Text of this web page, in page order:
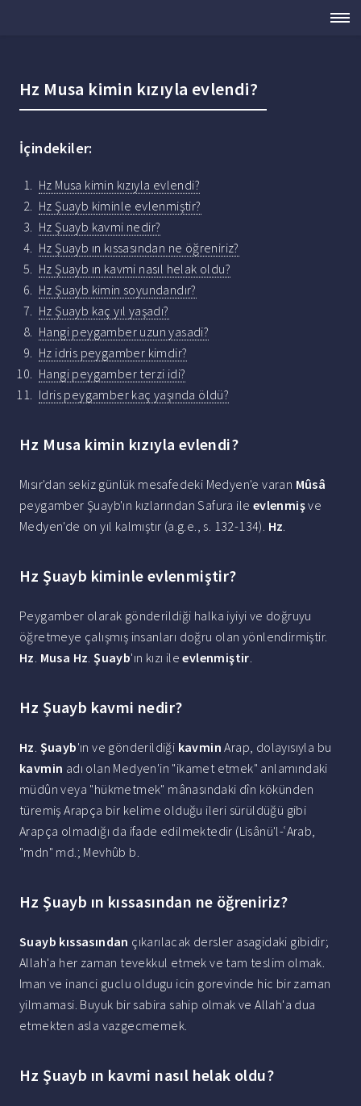
Hz Musa kimin kızıyla evlendi?
İçindekiler:
Hz Musa kimin kızıyla evlendi?
Hz Şuayb kiminle evlenmiştir?
Hz Şuayb kavmi nedir?
Hz Şuayb ın kıssasından ne öğreniriz?
Hz Şuayb ın kavmi nasıl helak oldu?
Hz Şuayb kimin soyundandır?
Hz Şuayb kaç yıl yaşadı?
Hangi peygamber uzun yasadi?
Hz idris peygamber kimdir?
Hangi peygamber terzi idi?
Idris peygamber kaç yaşında öldü?
Hz Musa kimin kızıyla evlendi?
Mısır'dan sekiz günlük mesafedeki Medyen'e varan Mûsâ
peygamber Şuayb'ın kızlarından Safura ile evlenmişve
Medyen'de on yıl kalmıştır (a.g.e., s. 132-134). Hz.
Hz Şuayb kiminle evlenmiştir?
Peygamber olarak gönderildiği halka iyiyi ve doğruyu
öğretmeye çalışmış insanları doğru olan yönlendirmiştir.
Hz. Musa Hz.Şuayb'ın kızı ileevlenmiştir.
Hz Şuayb kavmi nedir?
Hz. Şuayb'ın ve gönderildiği kavmin Arap, dolayısıyla bu
kavmin adı olan Medyen'in "ikamet etmek" anlamındaki
müdûn veya "hükmetmek" mânasındaki dîn kökünden
türemiş Arapça bir kelime olduğu ileri sürüldüğü gibi
Arapça olmadığı da ifade edilmektedir (Lisânü'l-ʿArab,
"mdn" md.; Mevhûb b.
Hz Şuayb ın kıssasından ne öğreniriz?
Suayb kıssasından çıkarılacak dersler asagidaki gibidir;
Allah'a her zaman tevekkul etmek ve tam teslim olmak.
Iman ve inanci guclu oldugu icin gorevinde hic bir zaman
yilmamasi. Buyuk bir sabira sahip olmak ve Allah'a dua
etmekten asla vazgecmemek.
Hz Şuayb ın kavmi nasıl helak oldu?